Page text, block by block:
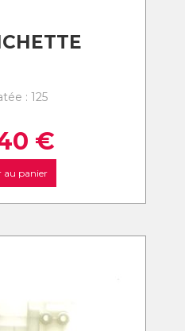
: 125
€
au panier